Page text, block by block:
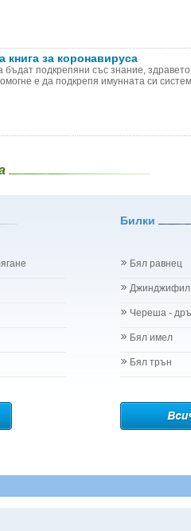
книга за коронавируса
бъдат подкрепяни със знание,
е да подкрепя имунната си
Билки
Бял равнец
Джинджифил
Череша -
Бял имел
Бял трън